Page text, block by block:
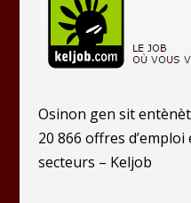
Osinon gen sit
20 866 offres
secteurs – Keljob